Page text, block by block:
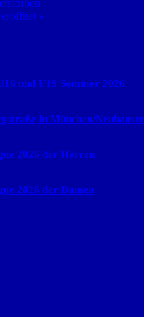
»
und U19 Sommer 2026
in München/
2026 der Herren
2026 der Damen